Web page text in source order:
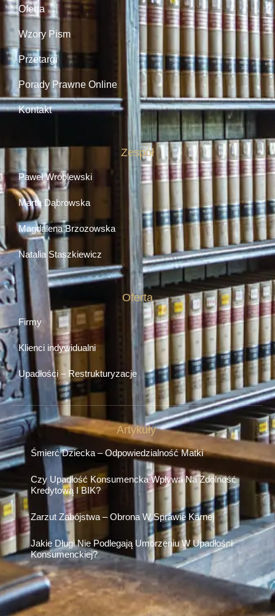
Oferta
Wzory Pism
Przetargi
Porady Prawne Online
Kontakt
Zespół
Paweł Wróblewski
Marta Dąbrowska
Magdalena Brzozowska
Natalia Staszkiewicz
Oferta
Firmy
Klienci indywidualni
Upadłości – Restrukturyzacje
Artykuły
Śmierć Dziecka – Odpowiedzialność Matki
Czy Upadłość Konsumencka Wpływa Na Zdolność
Kredytową I BIK?
Zarzut Zabójstwa – Obrona W Sprawie Karnej
Jakie Długi Nie Podlegają Umorzeniu W Upadłości
Konsumenckiej?